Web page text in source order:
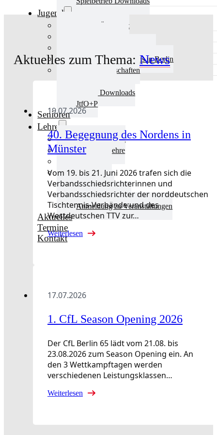
Jugend
Jugend Übersicht
Schulsport Tischtennis in Berlin
mini-Meisterschaften
Jugend Downloads
JtfO+P
Senioren
Lehre
Lehre Übersicht
Aktuelles Lehre
Ausbildung
Trainerbörse
Lehre Downloads
Anmeldung zu Veranstaltungen
Aktuelles
Termine
Kontakt
Aktuelles zum Thema: News
19.07.2026
40. Begegnung des Nordens in
Münster
Vom 19. bis 21. Juni 2026 trafen sich die
Verbandsschiedsrichterinnen und
Verbandsschiedsrichter der norddeutschen
Tischtennis-Verbände und des
Westdeutschen TTV zur…
Weiterlesen
17.07.2026
1. CfL Season Opening 2026
Der CfL Berlin 65 lädt vom 21.08. bis
23.08.2026 zum Season Opening ein. An
den 3 Wettkampftagen werden
verschiedenen Leistungsklassen…
Weiterlesen